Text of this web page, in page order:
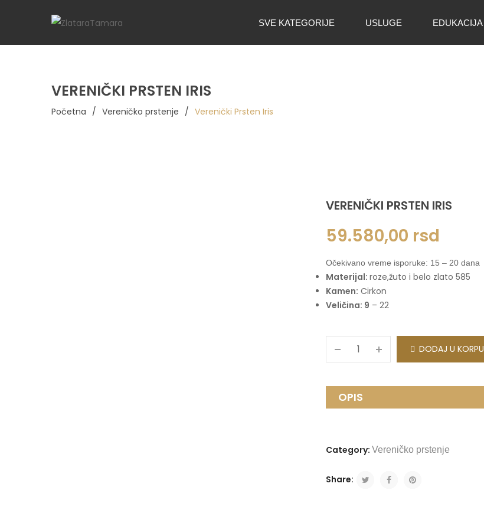
SVE KATEGORIJE USLUGE EDUKACIJA
VERENIČKI PRSTEN IRIS
Početna / Vereničko prstenje / Verenički Prsten Iris
VERENIČKI PRSTEN IRIS
59.580,00 rsd
Očekivano vreme isporuke: 15 – 20 dana
Materijal: roze,žuto i belo zlato 585
Kamen: Cirkon
Veličina: 9 – 22
DODAJ U KORPU
OPIS
Category: Vereničko prstenje
Share: